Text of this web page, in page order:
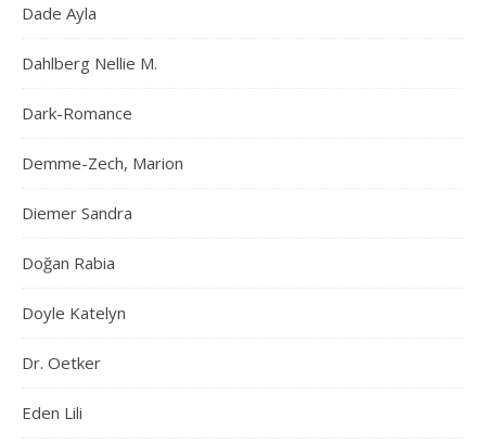
Dade Ayla
Dahlberg Nellie M.
Dark-Romance
Demme-Zech, Marion
Diemer Sandra
Doğan Rabia
Doyle Katelyn
Dr. Oetker
Eden Lili